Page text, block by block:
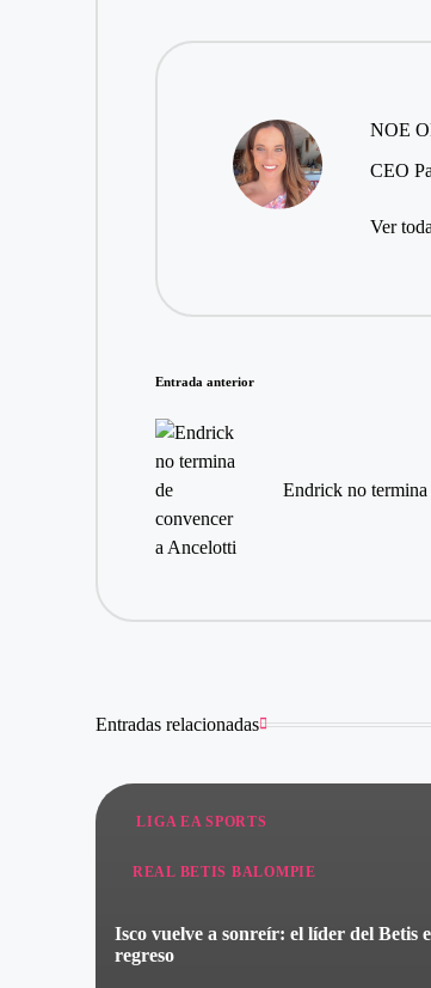
NOE
CEO
Ver
Navegación
de
entradas
Entrada anterior
Endrick no
Entradas relacionadas
Publicado
LIGA EA SPORTS
REAL BETIS BALOMPIE
Isco vuelve a sonreír: el líder del Betis
regreso